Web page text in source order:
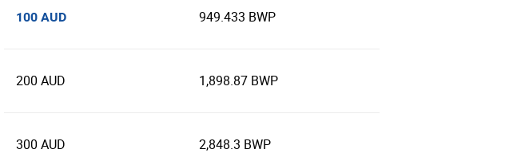
100 AUD 949.433 BWP
200 AUD 1,898.87 BWP
300 AUD 2,848.3 BWP